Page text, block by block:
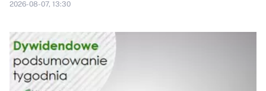
2026-08-07, 13:30